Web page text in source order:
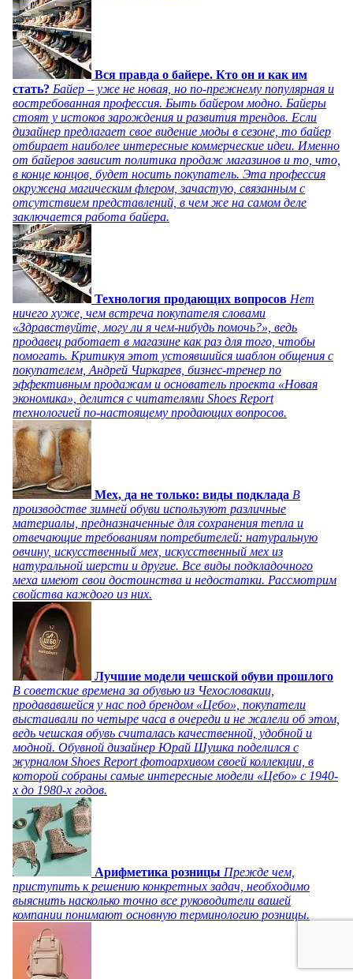
Вся правда о байере. Кто он и как им
стать? Байер – уже не новая, но по-прежнему популярная и
востребованная профессия. Быть байером модно. Байеры
стоят у истоков зарождения и развития трендов. Если
дизайнер предлагает свое видение моды в сезоне, то байер
отбирает наиболее интересные коммерческие идеи. Именно
от байеров зависит политика продаж магазинов и то, что,
в конце концов, будет носить покупатель. Эта профессия
окружена магическим флером, зачастую, связанным с
отсутствием представлений, в чем же на самом деле
заключается работа байера.
Технология продающих вопросов Нет
ничего хуже, чем встреча покупателя словами
«Здравствуйте, могу ли я чем-нибудь помочь?», ведь
продавец работает в магазине как раз для того, чтобы
помогать. Критикуя этот устоявшийся шаблон общения с
покупателем, Андрей Чиркарев, бизнес-тренер по
эффективным продажам и основатель проекта «Новая
экономика», делится с читателями Shoes Report
технологией по-настоящему продающих вопросов.
Мех, да не только: виды подклада В
производстве зимней обуви используют различные
материалы, предназначенные для сохранения тепла и
отвечающие требованиям потребителей: натуральную
овчину, искусственный мех, искусственный мех из
натуральной шерсти и другие. Все виды подкладочного
меха имеют свои достоинства и недостатки. Рассмотрим
свойства каждого из них.
Лучшие модели чешской обуви прошлого
В советские времена за обувью из Чехословакии,
продававшейся у нас под брендом «Цебо», покупатели
выстаивали по четыре часа в очереди и не жалели об этом,
ведь чешская обувь считалась качественной, удобной и
модной. Обувной дизайнер Юрай Шушка поделился с
журналом Shoes Report фотоархивом своей коллекции, в
которой собраны самые интересные модели «Цебо» с 1940-
х до 1980-х годов.
Арифметика розницы Прежде чем,
приступить к решению конкретных задач, необходимо
выяснить насколько точно все руководители вашей
компании понимают основную терминологию розницы.